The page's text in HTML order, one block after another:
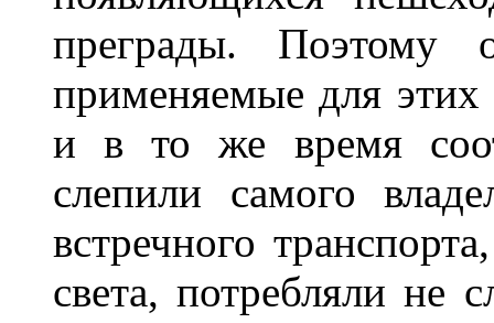
преграды. Поэтому
применяемые для
и в то же время
слепили самого
встречного
света, потребляли не